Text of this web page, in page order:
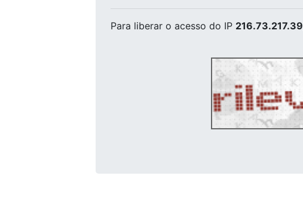
Para liberar o acesso do IP 216.73.217.39